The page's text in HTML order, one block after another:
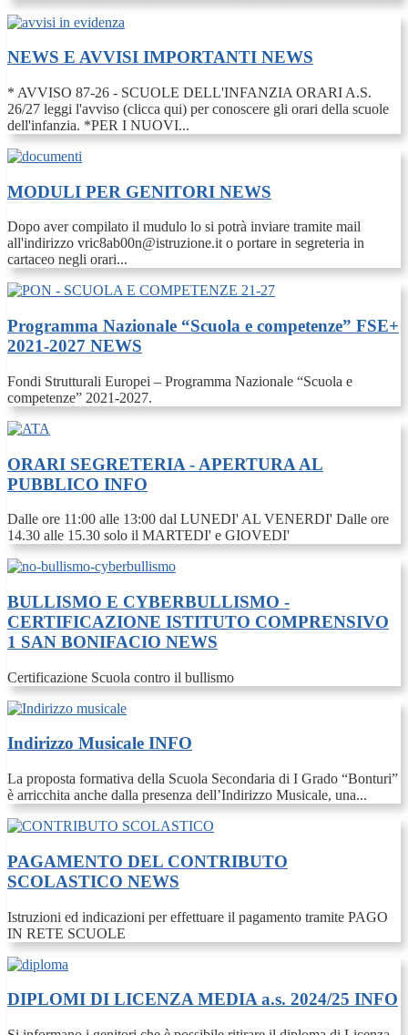
NEWS E AVVISI IMPORTANTI NEWS
* AVVISO 87-26 - SCUOLE DELL'INFANZIA ORARI A.S.
26/27 leggi l'avviso (clicca qui) per conoscere gli orari della scuole
dell'infanzia. *PER I NUOVI...
MODULI PER GENITORI NEWS
Dopo aver compilato il mudulo lo si potrà inviare tramite mail
all'indirizzo vric8ab00n@istruzione.it o portare in segreteria in
cartaceo negli orari...
Programma Nazionale “Scuola e competenze” FSE+
2021-2027 NEWS
Fondi Strutturali Europei – Programma Nazionale “Scuola e
competenze” 2021-2027.
ORARI SEGRETERIA - APERTURA AL
PUBBLICO INFO
Dalle ore 11:00 alle 13:00 dal LUNEDI' AL VENERDI' Dalle ore
14.30 alle 15.30 solo il MARTEDI' e GIOVEDI'
BULLISMO E CYBERBULLISMO -
CERTIFICAZIONE ISTITUTO COMPRENSIVO
1 SAN BONIFACIO NEWS
Certificazione Scuola contro il bullismo
Indirizzo Musicale INFO
La proposta formativa della Scuola Secondaria di I Grado “Bonturi”
è arricchita anche dalla presenza dell’Indirizzo Musicale, una...
PAGAMENTO DEL CONTRIBUTO
SCOLASTICO NEWS
Istruzioni ed indicazioni per effettuare il pagamento tramite PAGO
IN RETE SCUOLE
DIPLOMI DI LICENZA MEDIA a.s. 2024/25 INFO